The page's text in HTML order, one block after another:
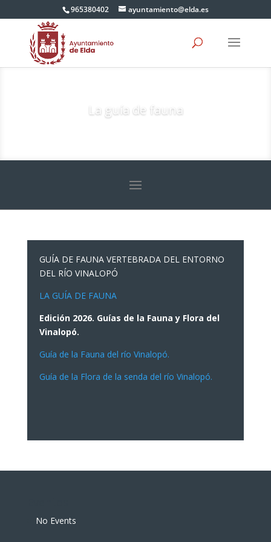
965380402 ayuntamiento@elda.es
La guía de fauna
GUÍA DE FAUNA VERTEBRADA DEL ENTORNO
DEL RÍO VINALOPÓ
LA GUÍA DE FAUNA
Edición 2026. Guías de la Fauna y Flora del
Vinalopó.
Guía de la Fauna del río Vinalopó.
Guía de la Flora de la senda del río Vinalopó.
No Events